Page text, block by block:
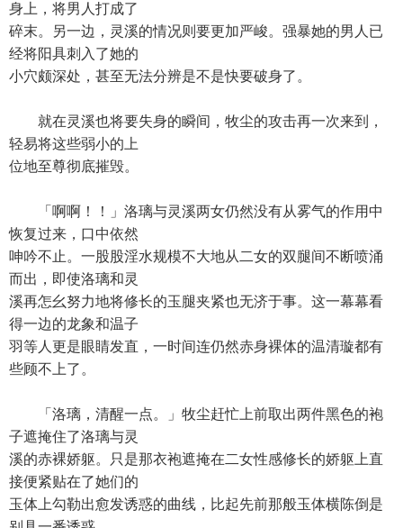
身上，将男人打成了
碎末。另一边，灵溪的情况则要更加严峻。强暴她的男人已
经将阳具刺入了她的
小穴颇深处，甚至无法分辨是不是快要破身了。
就在灵溪也将要失身的瞬间，牧尘的攻击再一次来到，
轻易将这些弱小的上
位地至尊彻底摧毁。
「啊啊！！」洛璃与灵溪两女仍然没有从雾气的作用中
恢复过来，口中依然
呻吟不止。一股股淫水规模不大地从二女的双腿间不断喷涌
而出，即使洛璃和灵
溪再怎幺努力地将修长的玉腿夹紧也无济于事。这一幕幕看
得一边的龙象和温子
羽等人更是眼睛发直，一时间连仍然赤身裸体的温清璇都有
些顾不上了。
「洛璃，清醒一点。」牧尘赶忙上前取出两件黑色的袍
子遮掩住了洛璃与灵
溪的赤裸娇躯。只是那衣袍遮掩在二女性感修长的娇躯上直
接便紧贴在了她们的
玉体上勾勒出愈发诱惑的曲线，比起先前那般玉体横陈倒是